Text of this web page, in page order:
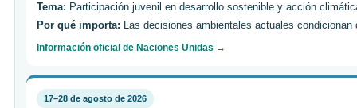
Tema: Participación juvenil en desarrollo sostenible y acción
Por qué importa: Las decisiones ambientales actuales
Información oficial de Naciones Unidas →
17–28 de agosto de 2026